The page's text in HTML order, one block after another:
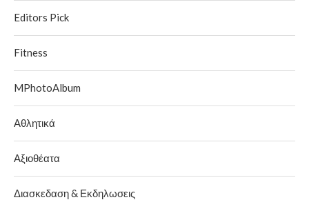
Editors Pick
Fitness
MPhotoAlbum
Αθλητικά
Αξιοθέατα
Διασκεδαση & Εκδηλωσεις